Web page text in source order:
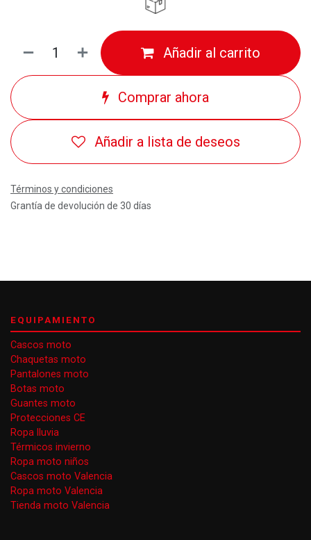
Añadir al carrito
Comprar ahora
Añadir a lista de deseos
Términos y condiciones
Grantía de devolución de 30 días
EQUIPAMIENTO
Cascos moto
Chaquetas moto
Pantalones moto
Botas moto
Guantes moto
Protecciones CE
Ropa lluvia
Térmicos invierno
Ropa moto niños
Cascos moto Valencia
Ropa moto Valencia
Tienda moto Valencia